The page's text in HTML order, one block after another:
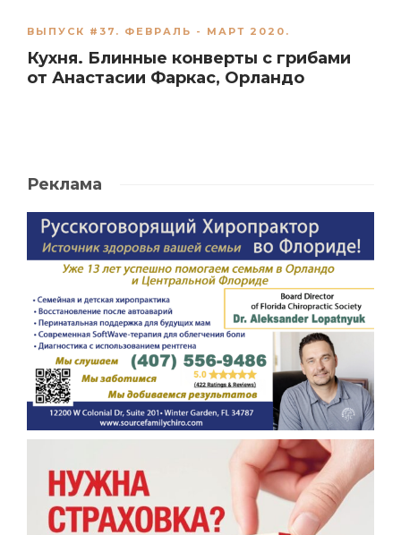
ВЫПУСК #37. ФЕВРАЛЬ - МАРТ 2020.
Кухня. Блинные конверты с грибами
от Анастасии Фаркас, Орландо
Реклама